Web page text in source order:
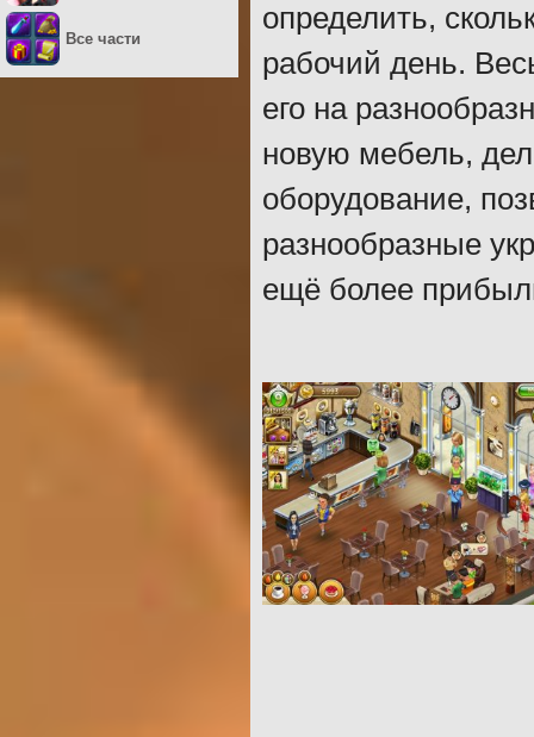
определить,
рабочий день.
его на
новую мебель,
оборудование,
разнообразные
ещё более
Все части